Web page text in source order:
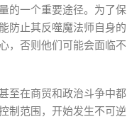
的一个重要途径。为了保
防止其反噬魔法师自身的
，否则他们可能会面临不
至在商贸和政治斗争中都
制范围，开始发生不可逆